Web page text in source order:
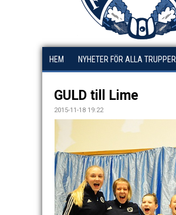
HEM NYHETER FÖR ALLA TRUPPER
GULD till Lime
2015-11-18 19:22